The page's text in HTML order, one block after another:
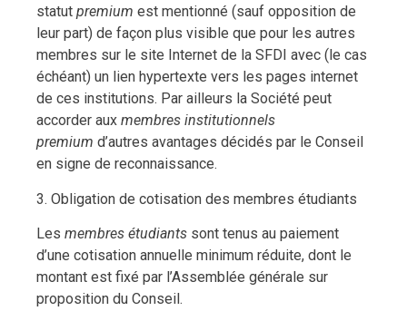
statut premium est mentionné (sauf opposition de
leur part) de façon plus visible que pour les autres
membres sur le site Internet de la SFDI avec (le cas
échéant) un lien hypertexte vers les pages internet
de ces institutions. Par ailleurs la Société peut
accorder aux membres institutionnels
premium d’autres avantages décidés par le Conseil
en signe de reconnaissance.
3. Obligation de cotisation des membres étudiants
Les membres étudiants sont tenus au paiement
d’une cotisation annuelle minimum réduite, dont le
montant est fixé par l’Assemblée générale sur
proposition du Conseil.